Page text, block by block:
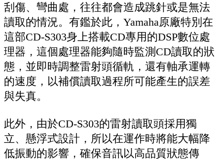
刮傷、彎曲處，往往都會造成跳針或是無法
讀取的情況。有鑑於此，Yamaha原廠特別在
這部CD-S303身上搭載CD專用的DSP數位處
理器，這個處理器能夠隨時監測CD讀取的狀
態，並即時調整雷射頭循軌，還有軸承運轉
的速度，以補償讀取過程所可能產生的誤差
與失真。
此外，由於CD-S303的雷射讀取頭採用獨
立、懸浮式設計，所以在運作時將能大幅降
低振動的影響，確保音訊以高品質狀態傳